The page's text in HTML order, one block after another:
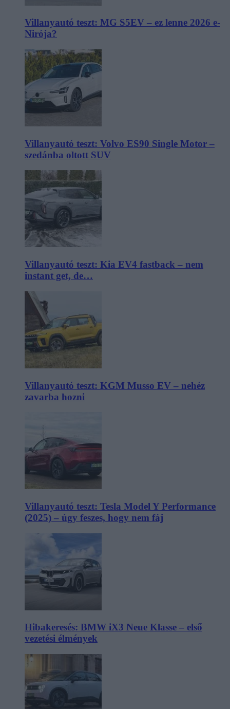
Villanyautó teszt: MG S5EV – ez lenne 2026 e-
Nirója?
Villanyautó teszt: Volvo ES90 Single Motor –
szedánba oltott SUV
Villanyautó teszt: Kia EV4 fastback – nem
instant get, de…
Villanyautó teszt: KGM Musso EV – nehéz
zavarba hozni
Villanyautó teszt: Tesla Model Y Performance
(2025) – úgy feszes, hogy nem fáj
Hibakeresés: BMW iX3 Neue Klasse – első
vezetési élmények